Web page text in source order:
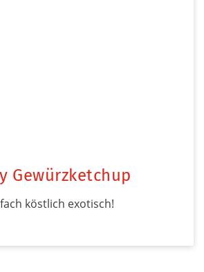
Gewürzketchup
köstlich exotisch!